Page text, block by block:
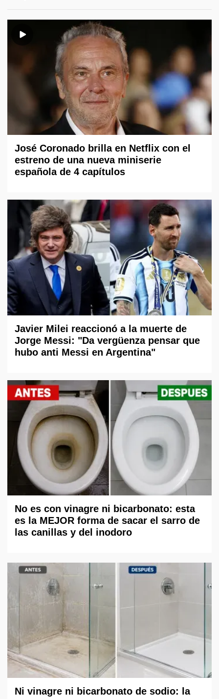
José Coronado brilla en Netflix con el
estreno de una nueva miniserie
española de 4 capítulos
Javier Milei reaccionó a la muerte de
Jorge Messi: "Da vergüenza pensar que
hubo anti Messi en Argentina"
No es con vinagre ni bicarbonato: esta
es la MEJOR forma de sacar el sarro de
las canillas y del inodoro
Ni vinagre ni bicarbonato de sodio: la